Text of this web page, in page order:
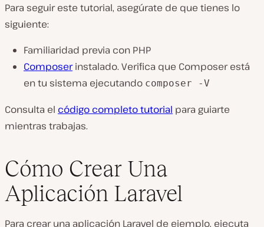
Para seguir este tutorial, asegúrate de que tienes lo
siguiente:
Familiaridad previa con PHP
Composerinstalado. Verifica que Composer está
en tu sistema ejecutando composer -V
Consulta el código completo tutorial para guiarte
mientras trabajas.
Cómo Crear Una
Aplicación Laravel
Para crear una aplicación Laravel de ejemplo, ejecuta